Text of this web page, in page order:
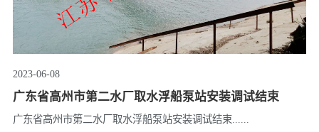
2023-06-08
广东省高州市第二水厂取水浮船泵站安装调试结束
广东省高州市第二水厂取水浮船泵站安装调试结束......